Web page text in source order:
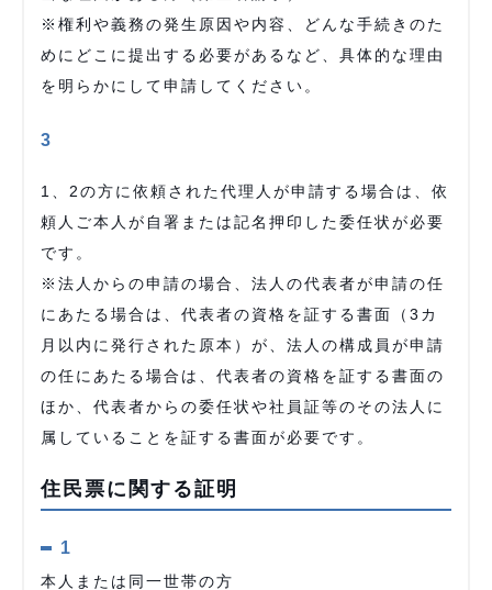
※権利や義務の発生原因や内容、どんな手続きのた
めにどこに提出する必要があるなど、具体的な理由
を明らかにして申請してください。
3
1、2の方に依頼された代理人が申請する場合は、依
頼人ご本人が自署または記名押印した委任状が必要
です。
※法人からの申請の場合、法人の代表者が申請の任
にあたる場合は、代表者の資格を証する書面（3カ
月以内に発行された原本）が、法人の構成員が申請
の任にあたる場合は、代表者の資格を証する書面の
ほか、代表者からの委任状や社員証等のその法人に
属していることを証する書面が必要です。
住民票に関する証明
1
本人または同一世帯の方